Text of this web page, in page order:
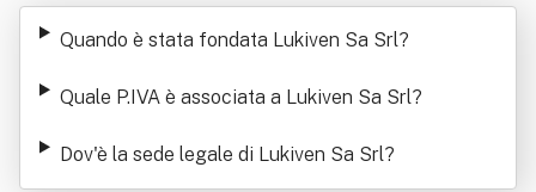
l
Quando è stata fondata Lukiven Sa Srl?
Quale P.IVA è associata a Lukiven Sa Srl?
Dov'è la sede legale di Lukiven Sa Srl?